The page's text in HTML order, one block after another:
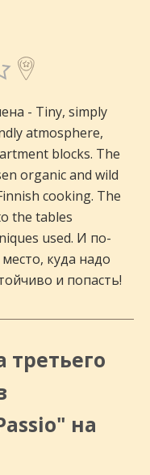
- Tiny, simply
atmosphere,
blocks. The
organic and wild
cooking. The
the tables
used. И по-
куда надо
и попасть!
на